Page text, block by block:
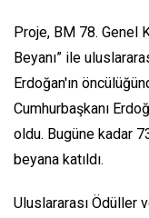
Proje, BM 78. Genel
Beyanı” ile
Erdoğan'ın
Cumhurbaşkanı
oldu. Bugüne kadar
beyana katıldı.
Uluslararası Ödüller